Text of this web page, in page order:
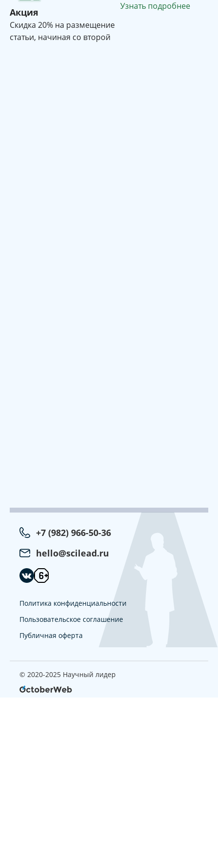
Акция
Cкидка 20% на размещение
статьи, начиная со второй
Узнать подробнее
+7 (982) 966-50-36
hello@scilead.ru
Политика конфиденциальности
Пользовательское соглашение
Публичная оферта
© 2020-2025 Научный лидер